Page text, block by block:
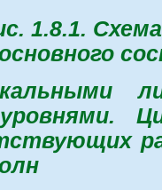
1.8.1.